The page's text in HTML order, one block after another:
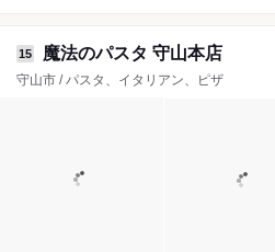
15 魔法のパスタ 守山本店
守山市 / パスタ、イタリアン、ピザ